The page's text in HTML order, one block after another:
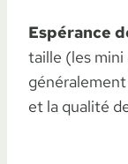
Espérance
taille (les
et la qualité